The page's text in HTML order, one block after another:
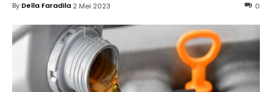
0
By Della Faradila 2 Mei 2023